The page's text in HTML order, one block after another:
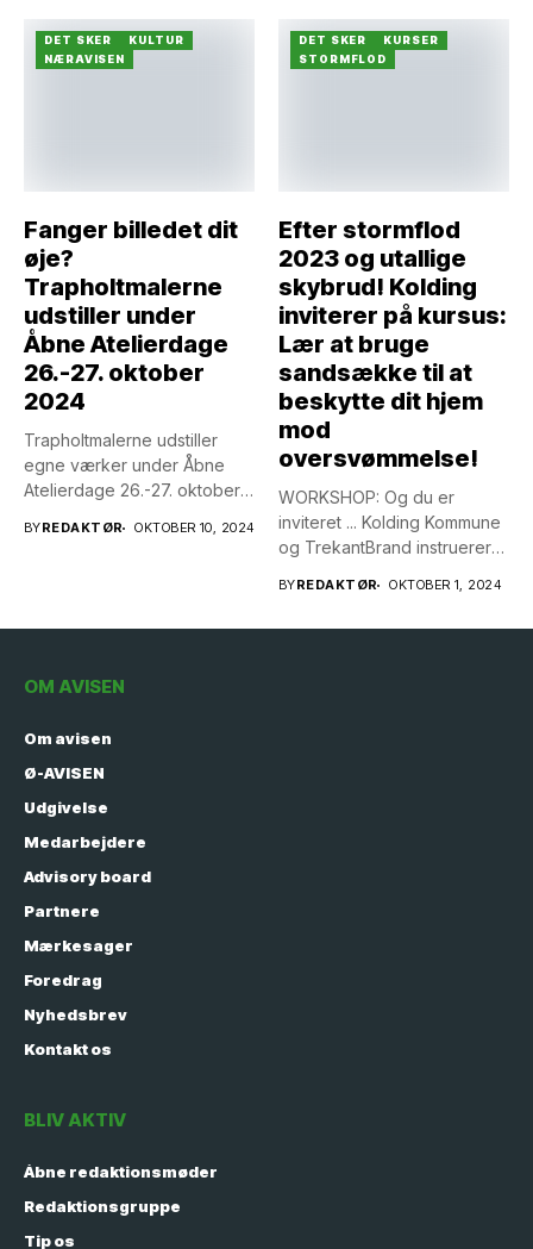
DET SKER
KULTUR
NÆRAVISEN
Fanger billedet dit
øje?
Trapholtmalerne
udstiller under
Åbne Atelierdage
26.-27. oktober
2024
Trapholtmalerne udstiller
egne værker under Åbne
Atelierdage 26.-27. oktober
BYREDAKTØR OKTOBER 10, 2024
DET SKER
KURSER
STORMFLOD
Efter stormflod
2023 og utallige
skybrud! Kolding
inviterer på kursus:
Lær at bruge
sandsække til at
beskytte dit hjem
mod
oversvømmelse!
WORKSHOP: Og du er
inviteret ... Kolding Kommune
og TrekantBrand instruerer
BYREDAKTØR OKTOBER 1, 2024
OM AVISEN
Om avisen
Ø-AVISEN
Udgivelse
Medarbejdere
Advisory board
Partnere
Mærkesager
Foredrag
Nyhedsbrev
Kontakt os
BLIV AKTIV
Åbne redaktionsmøder
Redaktionsgruppe
Tip os